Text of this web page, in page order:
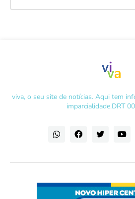
viva, o seu site de notícias. Aqui tem
imparcialidade.DRT